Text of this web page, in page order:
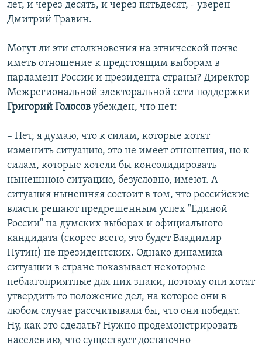
лет, и через десять, и через пятьдесят, - уверен
Дмитрий Травин.
Могут ли эти столкновения на этнической почве
иметь отношение к предстоящим выборам в
парламент России и президента страны? Директор
Межрегиональной электоральной сети поддержки
Григорий Голосов убежден, что нет:
– Нет, я думаю, что к силам, которые хотят
изменить ситуацию, это не имеет отношения, но к
силам, которые хотели бы консолидировать
нынешнюю ситуацию, безусловно, имеют. А
ситуация нынешняя состоит в том, что российские
власти решают предрешенным успех "Единой
России" на думских выборах и официального
кандидата (скорее всего, это будет Владимир
Путин) не президентских. Однако динамика
ситуации в стране показывает некоторые
неблагоприятные для них знаки, поэтому они хотят
утвердить то положение дел, на которое они в
любом случае рассчитывали бы, что они победят.
Ну, как это сделать? Нужно продемонстрировать
населению, что существует достаточно